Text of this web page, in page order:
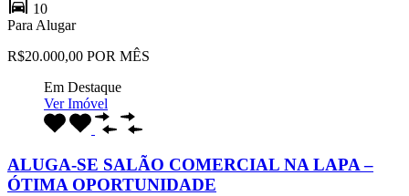
10
Para Alugar
R$20.000,00 POR MÊS
Em Destaque
Ver Imóvel
ALUGA-SE SALÃO COMERCIAL NA LAPA –
ÓTIMA OPORTUNIDADE